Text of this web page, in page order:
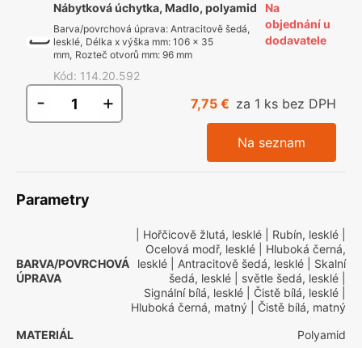
Nábytková úchytka, Madlo, polyamid
Barva/povrchová úprava:Antracitově šedá,
lesklé, Délka x výška mm:106 x 35
mm, Rozteč otvorů mm:96 mm
Kód: 114.20.592
Na
objednání u
dodavatele
- + 7,75 € za 1 ks bez DPH
Na seznam
Parametry
BARVA/POVRCHOVÁ
ÚPRAVA
| Hořčicově žlutá, lesklé | Rubín, lesklé
Ocelová modř, lesklé | Hluboká černá,
lesklé | Antracitově šedá, lesklé | Skalní
šedá, lesklé | světle šedá, lesklé
Signální bílá, lesklé | Čistě bílá, lesklé
Hluboká černá, matný | Čistě bílá, matný
MATERIÁL
Polyamid